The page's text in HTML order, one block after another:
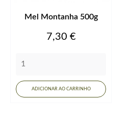
Mel Montanha 500g
Preço
7,30 €
ADICIONAR AO CARRINHO